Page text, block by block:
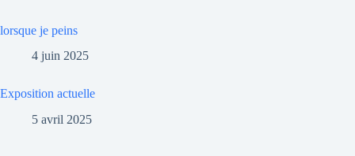
lorsque je peins
4 juin 2025
Exposition actuelle
5 avril 2025